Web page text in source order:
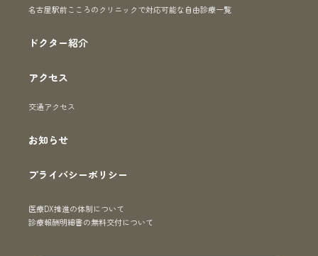
名古屋駅前こころのクリニックで対応可能な自由診療一覧
ドクター紹介
アクセス
交通アクセス
お知らせ
プライバシーポリシー
医療DX推進の体制について
診療報酬明細書の無料交付について